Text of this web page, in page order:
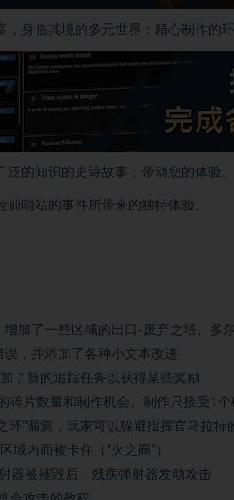
临其境的多元世界：精心制作的
知识的史诗故事，带动您的体验
哨站的事件所带来的独特体验。
加了一些区域的出口-废弃之塔、多
，并添加了各种小文本改进
了新的追踪任务以获得某些奖励
片数量和制作机会。制作只接受1个
”漏洞，玩家可以躲避指挥官马拉
域内而被卡住（“火之圈”）
器被摧毁后，残疾弹射器发动攻击